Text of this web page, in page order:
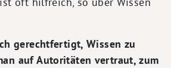
gerechtfertigt, Wissen zu
auf Autoritäten vertraut, zum